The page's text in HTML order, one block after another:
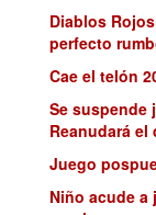
Diablos
perfecto
Cae el telón
Se suspende
Reanudará
Juego
Niño acude a